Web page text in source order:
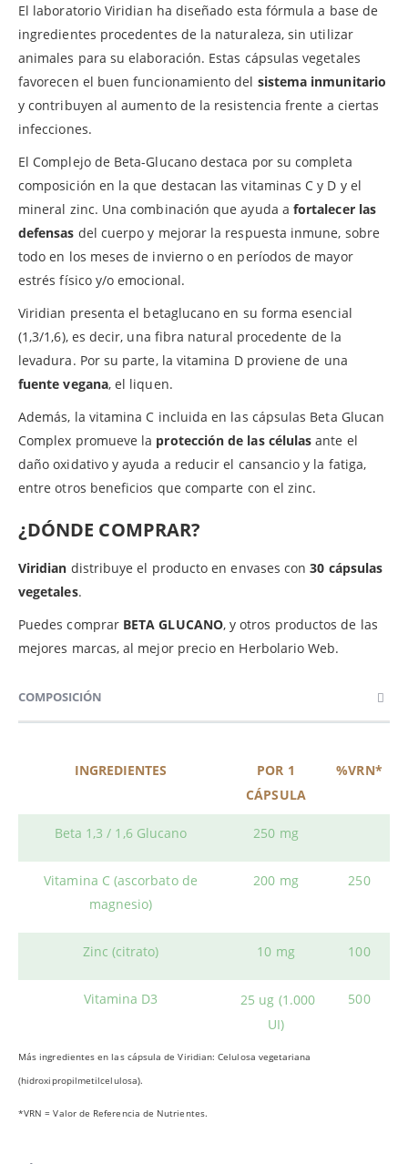
El laboratorio Viridian ha diseñado esta fórmula a base de
ingredientes procedentes de la naturaleza, sin utilizar
animales para su elaboración. Estas cápsulas vegetales
favorecen el buen funcionamiento del sistema inmunitario
y contribuyen al aumento de la resistencia frente a ciertas
infecciones.
El Complejo de Beta-Glucano destaca por su completa
composición en la que destacan las vitaminas C y D y el
mineral zinc. Una combinación que ayuda a fortalecer las
defensas del cuerpo y mejorar la respuesta inmune, sobre
todo en los meses de invierno o en períodos de mayor
estrés físico y/o emocional.
Viridian presenta el betaglucano en su forma esencial
(1,3/1,6), es decir, una fibra natural procedente de la
levadura. Por su parte, la vitamina D proviene de una
fuente vegana, el liquen.
Además, la vitamina C incluida en las cápsulas Beta Glucan
Complex promueve la protección de las células ante el
daño oxidativo y ayuda a reducir el cansancio y la fatiga,
entre otros beneficios que comparte con el zinc.
¿DÓNDE COMPRAR?
Viridian distribuye el producto en envases con30 cápsulas
vegetales.
Puedes comprar BETA GLUCANO, y otros productos de las
mejores marcas, al mejor precio en Herbolario Web.
COMPOSICIÓN
INGREDIENTES
POR 1
CÁPSULA
%VRN*
Beta 1,3 / 1,6 Glucano 250 mg
Vitamina C (ascorbato de
magnesio)
200 mg 250
Zinc (citrato) 10 mg 100
Vitamina D3
25 ug (1.000
UI)
500
Más ingredientes en las cápsula de Viridian: Celulosa vegetariana
(hidroxipropilmetilcelulosa).
*VRN = Valor de Referencia de Nutrientes.